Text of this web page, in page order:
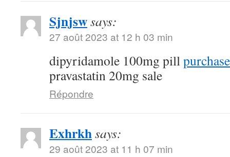
Sjnjswsays:
27 août 2023 at 12 h 03 min
dipyridamole 100mg pill
pravastatin 20mg sale
Répondre
Exhrkhsays:
29 août 2023 at 11 h 07 min